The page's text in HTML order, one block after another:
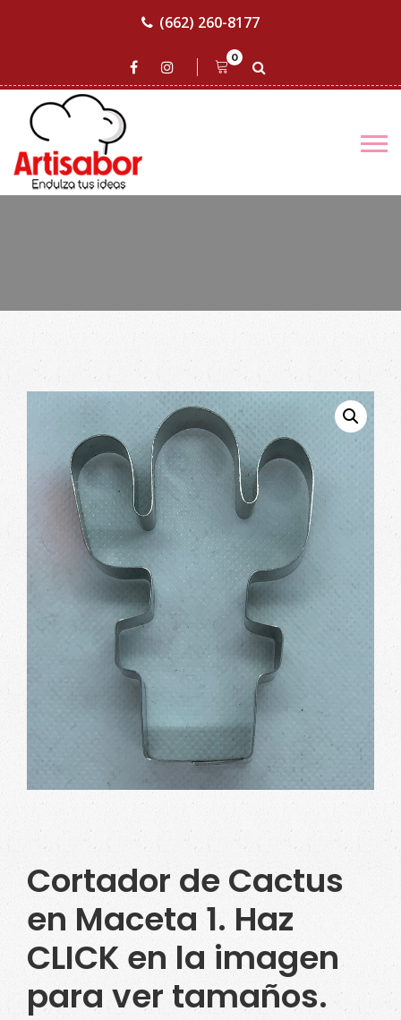
(662) 260-8177
0
Cortador de Cactus
en Maceta 1. Haz
CLICK en la imagen
para ver tamaños.